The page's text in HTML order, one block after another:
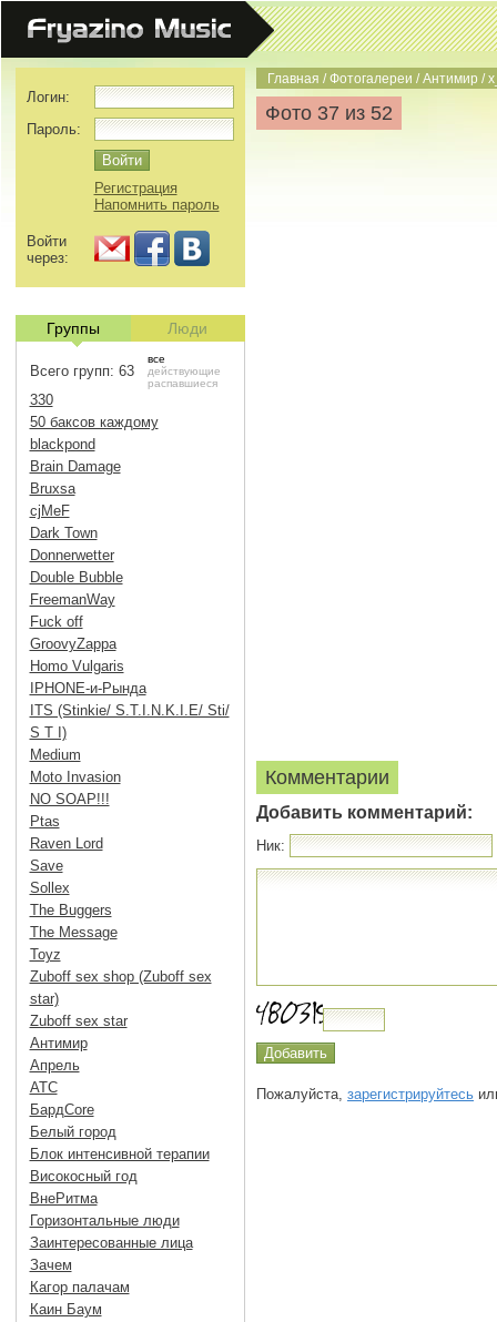
Главная /Фотогалереи /Антимир /
Фото 37 из 52
Комментарии
Добавить комментарий:
Ник:
Пожалуйста, зарегистрируйтесь
Логин:
Пароль:
Регистрация
Напомнить пароль
Войти
через:
Группы Люди
Всего групп: 63
все
действующие
распавшиеся
330
50 баксов каждому
blackpond
Brain Damage
Bruxsa
cjMeF
Dark Town
Donnerwetter
Double Bubble
FreemanWay
Fuck off
GroovyZappa
Homo Vulgaris
IPHONE-и-Рында
ITS (Stinkie/ S.T.I.N.K.I.E/ Sti/
S T I)
Medium
Moto Invasion
NO SOAP!!!
Ptas
Raven Lord
Save
Sollex
The Buggers
The Message
Toyz
Zuboff sex shop (Zuboff sex
star)
Zuboff sex star
Антимир
Апрель
АТС
БардCore
Белый город
Блок интенсивной терапии
Високосный год
ВнеРитма
Горизонтальные люди
Заинтересованные лица
Зачем
Кагор палачам
Каин Баум